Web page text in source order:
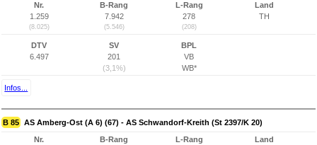
Nr.
1.259
(8.025)
B-Rang
7.942
(5.546)
L-Rang
278
(208)
Land
TH
DTV
6.497
SV
201
(3,1%)
BPL
VB
WB*
Infos...
B 85 AS Amberg-Ost (A 6) (67) - AS Schwandorf-Kreith (St 2397/K 20)
Nr.
B-Rang
L-Rang
Land